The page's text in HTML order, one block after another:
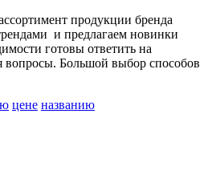
продукции бренда
и предлагаем новинки
готовы ответить на
вопросы. Большой выбор способов
цене названию